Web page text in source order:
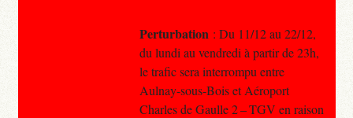
Perturbation : Du 11/12 au 22/12,
du lundi au vendredi à partir de 23h,
le trafic sera interrompu entre
Aulnay-sous-Bois et Aéroport
Charles de Gaulle 2 – TGV en raison